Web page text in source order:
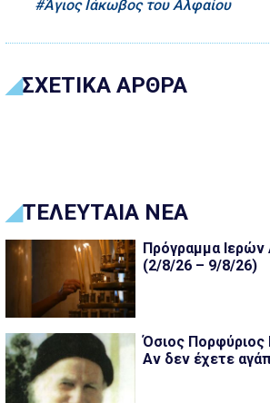
Άγιος Ιάκωβος του Αλφαίου
ΣΧΕΤΙΚΑ ΑΡΘΡΑ
ΤΕΛΕΥΤΑΙΑ ΝΕΑ
Πρόγραμμα
(2/8/26 – 9/8/26)
Όσιος Πορφύριος
Αν δεν έχετε